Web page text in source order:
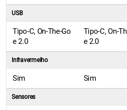
USB
Tipo-C, On-The-Go
e 2.0
Tipo-C, On-
e 2.0
Infravermelho
Sim Sim
Sensores